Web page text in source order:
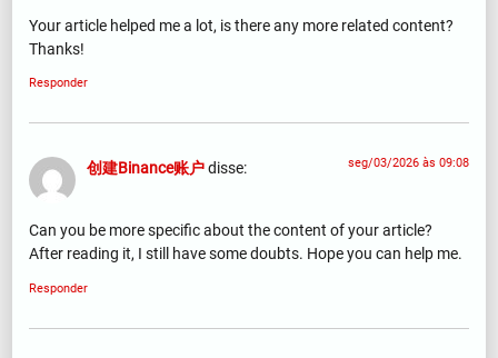
Your article helped me a lot, is there any more related content?
Thanks!
Responder
创建Binance账户disse: seg/03/2026 às 09:08
Can you be more specific about the content of your article?
After reading it, I still have some doubts. Hope you can help me.
Responder